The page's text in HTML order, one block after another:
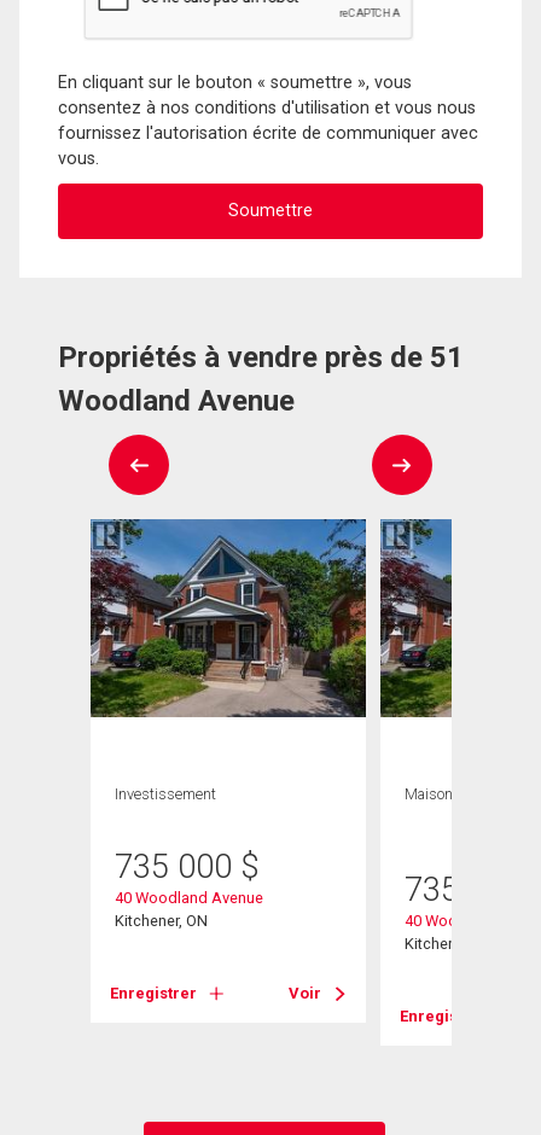
En cliquant sur le bouton « soumettre », vous
consentez à nos conditions d'utilisation et vous nous
fournissez l'autorisation écrite de communiquer avec
vous.
Propriétés à vendre près de 51
Woodland Avenue
Investissement
735 000 $
40 Woodland Avenue
Kitchener, ON
Enregistrer Voir
Maison
735 000
40 Woodland
Kitchener, ON
Enregistrer